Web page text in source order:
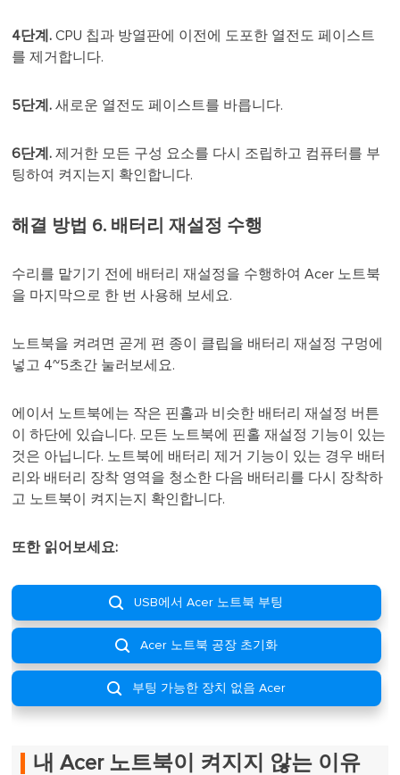
4단계. CPU 칩과 방열판에 이전에 도포한 열전도 페이스트
를 제거합니다.
5단계. 새로운 열전도 페이스트를 바릅니다.
6단계. 제거한 모든 구성 요소를 다시 조립하고 컴퓨터를 부
팅하여 켜지는지 확인합니다.
해결 방법 6. 배터리 재설정 수행
수리를 맡기기 전에 배터리 재설정을 수행하여 Acer 노트북
을 마지막으로 한 번 사용해 보세요.
노트북을 켜려면 곧게 편 종이 클립을 배터리 재설정 구멍에
넣고 4~5초간 눌러보세요.
에이서 노트북에는 작은 핀홀과 비슷한 배터리 재설정 버튼
이 하단에 있습니다. 모든 노트북에 핀홀 재설정 기능이 있는
것은 아닙니다. 노트북에 배터리 제거 기능이 있는 경우 배터
리와 배터리 장착 영역을 청소한 다음 배터리를 다시 장착하
고 노트북이 켜지는지 확인합니다.
또한 읽어보세요:
 USB에서 Acer 노트북 부팅
 Acer 노트북 공장 초기화
 부팅 가능한 장치 없음 Acer
내 Acer 노트북이 켜지지 않는 이유